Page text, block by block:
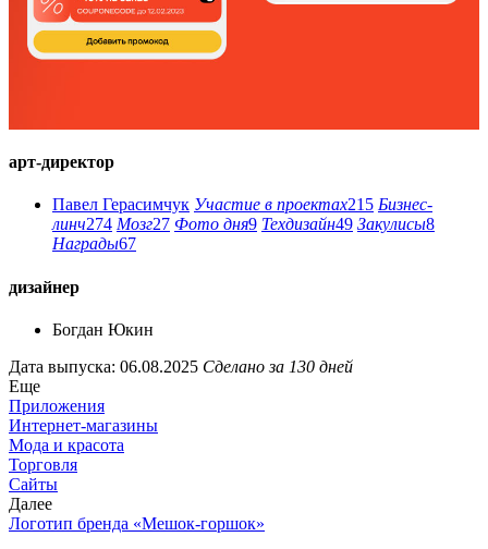
арт-директор
Павел Герасимчук Участие в проектах215 Бизнес-
линч274 Мозг27 Фото дня9 Техдизайн49 Закулисы8
Награды67
дизайнер
Богдан Юкин
Дата выпуска: 06.08.2025 Сделано за 130 дней
Еще
Приложения
Интернет-магазины
Мода и красота
Торговля
Сайты
Далее
Логотип бренда «Мешок-горшок»